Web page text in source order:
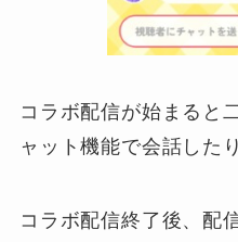
コラボ配信が始まると
ャット機能で会話した
コラボ配信終了後、配